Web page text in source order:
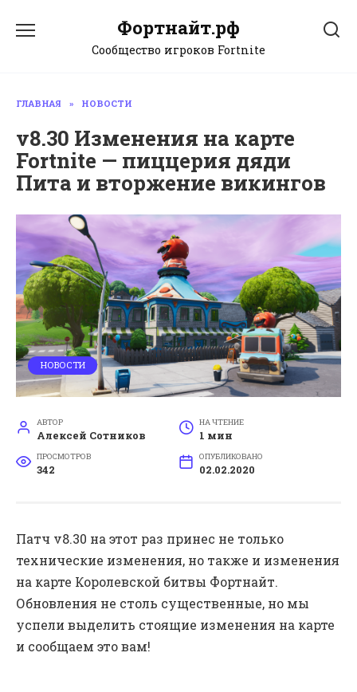
Фортнайт.рф
Сообщество игроков Fortnite
ГЛАВНАЯ » НОВОСТИ
v8.30 Изменения на карте
Fortnite — пиццерия дяди
Пита и вторжение викингов
НОВОСТИ
АВТОР
Алексей Сотников
НА ЧТЕНИЕ
1 мин
ПРОСМОТРОВ
342
ОПУБЛИКОВАНО
02.02.2020
Патч v8.30 на этот раз принес не только
технические изменения, но также и изменения
на карте Королевской битвы Фортнайт.
Обновления не столь существенные, но мы
успели выделить стоящие изменения на карте
и сообщаем это вам!